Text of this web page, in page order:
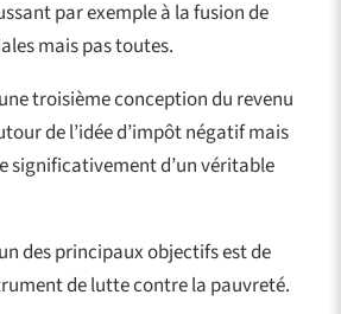
par exemple à la fusion de
mais pas toutes.
troisième conception du revenu
de l’idée d’impôt négatif mais
significativement d’un véritable
des principaux objectifs est de
de lutte contre la pauvreté.